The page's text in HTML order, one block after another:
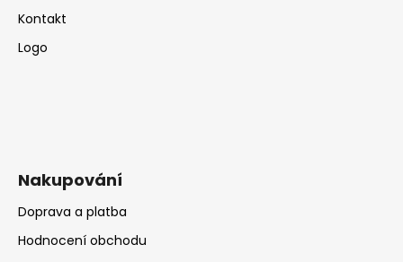
Kontakt
Logo
Nakupování
Doprava a platba
Hodnocení obchodu